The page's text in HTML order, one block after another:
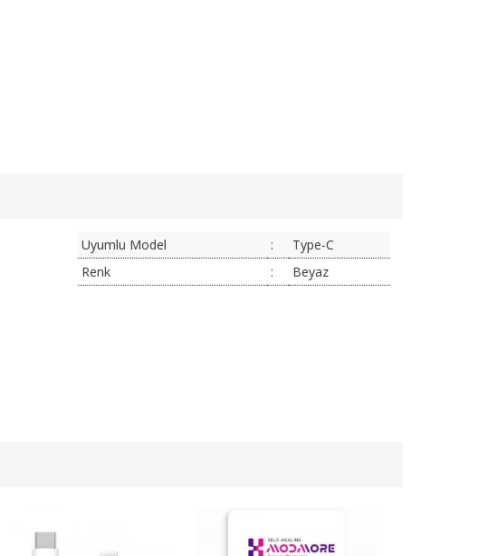
Uyumlu Model :
Type-C
Renk
: Beyaz